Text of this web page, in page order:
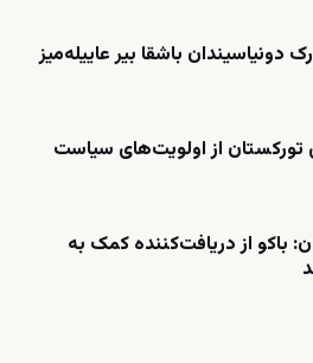
باشقا بیر عاییله‌میز
تورکستان از اولویت‌های سیاست
باکو از دریافت‌کننده کمک به